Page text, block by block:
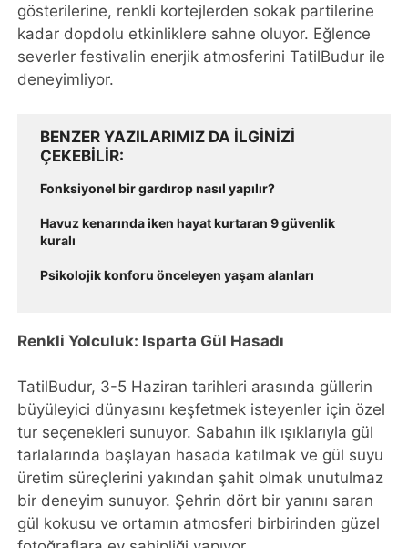
gösterilerine, renkli kortejlerden sokak partilerine
kadar dopdolu etkinliklere sahne oluyor. Eğlence
severler festivalin enerjik atmosferini TatilBudur ile
deneyimliyor.
BENZER YAZILARIMIZ DA ILGINIZI
ÇEKEBILIR
Fonksiyonel bir gardırop nasıl yapılır?
Havuz kenarında iken hayat kurtaran 9 güvenlik
kuralı
Psikolojik konforu önceleyen yaşam alanları
Renkli Yolculuk: Isparta Gül Hasadı
TatilBudur, 3-5 Haziran tarihleri arasında güllerin
büyüleyici dünyasını keşfetmek isteyenler için özel
tur seçenekleri sunuyor. Sabahın ilk ışıklarıyla gül
tarlalarında başlayan hasada katılmak ve gül suyu
üretim süreçlerini yakından şahit olmak unutulmaz
bir deneyim sunuyor. Şehrin dört bir yanını saran
gül kokusu ve ortamın atmosferi birbirinden güzel